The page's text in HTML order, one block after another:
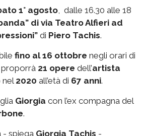
1° agosto, dalle 16.30 alle 18
di via Teatro Alfieri ad
di Piero Tachis.
fino al 16 ottobre negli orari di
proporrà 21 opere dell’artista
nel 2020 all’età di 67 anni.
Giorgia con l’ex compagna del
.
- spiega Giorgia Tachis -